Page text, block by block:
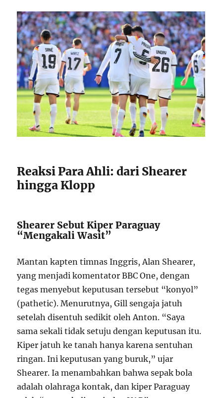
Reaksi Para Ahli: dari Shearer
hingga Klopp
Shearer Sebut Kiper Paraguay
“Mengakali Wasit”
Mantan kapten timnas Inggris, Alan Shearer,
yang menjadi komentator BBC One, dengan
tegas menyebut keputusan tersebut “konyol”
(pathetic). Menurutnya, Gill sengaja jatuh
setelah disentuh sedikit oleh Anton. “Saya
sama sekali tidak setuju dengan keputusan itu.
Kiper jatuh ke tanah hanya karena sentuhan
ringan. Ini keputusan yang buruk,” ujar
Shearer. Ia menambahkan bahwa sepak bola
adalah olahraga kontak, dan kiper Paraguay